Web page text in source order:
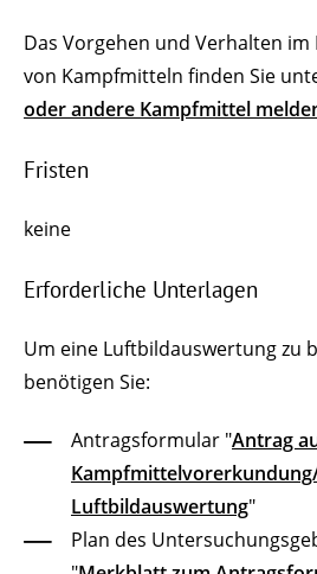
Das Vorgehen und Verhalten im
von Kampfmitteln finden Sie
oder andere Kampfmittel
Fristen
keine
Erforderliche Unterlagen
Um eine Luftbildauswertung zu
benötigen Sie:
Antragsformular "Antrag
Luftbildauswertung"
Plan des